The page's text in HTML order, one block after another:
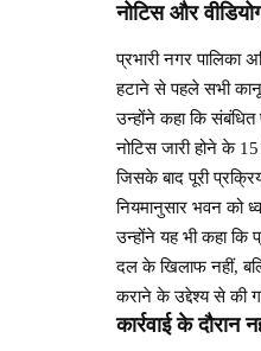
नोटिस और
प्रभारी नगर पालिका
हटाने से पहले सभी
उन्होंने कहा कि संबंधित
नोटिस जारी होने के
जिसके बाद पूरी
नियमानुसार भवन को
उन्होंने यह भी कहा कि
दल के खिलाफ नहीं,
कराने के उद्देश्य से की
कार्रवाई के दौरान